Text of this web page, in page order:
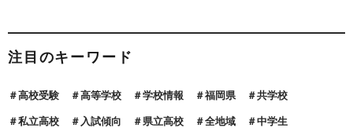
注目のキーワード
高校受験 高等学校 学校情報 福岡県 共学校
私立高校 入試傾向 県立高校 全地域 中学生